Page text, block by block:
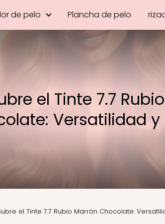
de pelo Plancha de pelo
el Tinte 7.7
Versatilidad y
el Tinte 7.7 Rubio Marrón Chocolate: